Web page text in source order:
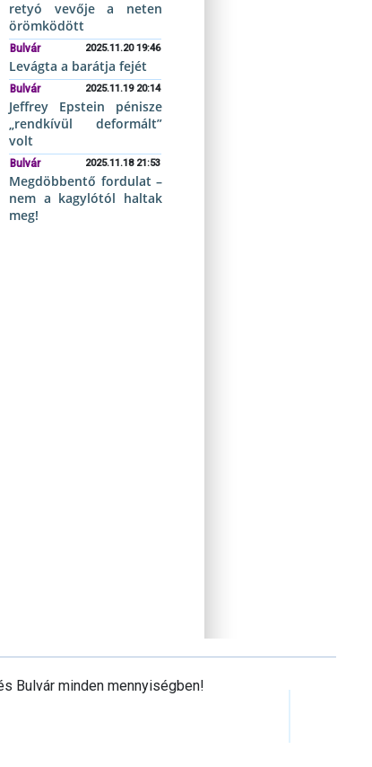
retyó vevője a neten
örömködött
Bulvár 2025.11.20 19:46
Levágta a barátja fejét
Bulvár 2025.11.19 20:14
Jeffrey Epstein pénisze
„rendkívül deformált”
volt
Bulvár 2025.11.18 21:53
Megdöbbentő fordulat –
nem a kagylótól haltak
meg!
Bulvár minden mennyiségben!